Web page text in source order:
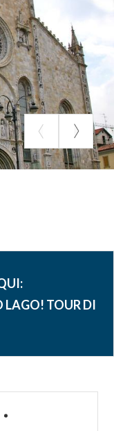
LAGO! TOUR DI